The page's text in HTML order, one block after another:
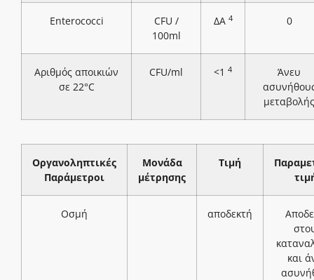
Enterococci
CFU /
100ml
ΔΑ 4 0
Αριθμός αποικιών
σε 22°C
CFU/ml <1 4
Άνευ
μεταβολής
Οργανοληπτικές
Παράμετροι
Μονάδα
μέτρησης
Τιμή
Οσμή αποδεκτή
και